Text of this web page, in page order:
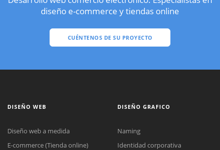
diseño e-commerce y tiendas online
CUÉNTENOS DE SU PROYECTO
DISEÑO WEB
Diseño web a medida
E-commerce (Tienda online)
DISEÑO GRAFICO
Naming
Identidad corporativa